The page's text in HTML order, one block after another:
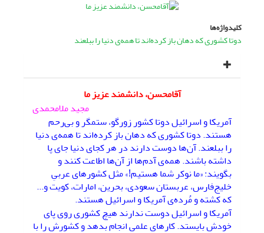
کلیدواژه‌ها
دوتا کشوری که دهان باز کرده‌اند تا همه‌ی دنیا را ببلعند
آقامحسن، دانشمند عزیز ما
مجید ملامحمدی
آمریکا و اسرائیل دوتا کشور زورگو، ستمگر و بی‌رحم
هستند. دوتا کشوری که دهان باز کرده‌اند تا همه‌ی دنیا
را ببلعند. آن‌ها دوست دارند در هر کجای دنیا جای پا
داشته باشند. همه‌ی آدم‌ها از آن‌ها اطاعت کنند و
بگویند: «ما نوکر شما هستیم!» مثل کشورهای عربیِ
خلیج‌فارس، عربستان سعودی، بحرین، امارات، کویت و...
که کشته و مُرده‌ی آمریکا و اسرائیل هستند.
آمریکا و اسرائیل دوست ندارند هیچ کشوری روی پای
خودش بایستد. کارهای علمی انجام بدهد و کشورش را با